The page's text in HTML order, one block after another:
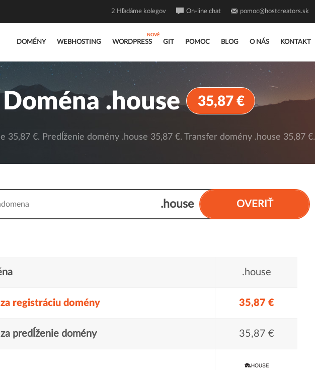
DOMÉNY WEBHOSTING WORDPRESS GIT POMOC BLOG O NÁS KONTAKT
2 Hľadáme kolegov On-line chat pomoc@hostcreators.sk
Doména .house 35,87 €
35,87 €. Predĺženie domény .house 35,87 €. Transfer domény .house 35,87 €.
OVERIŤ
.house
.house
registráciu domény 35,87 €
predĺženie domény 35,87 €